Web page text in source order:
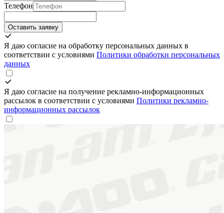
Телефон
Оставить заявку
Я даю согласие на обработку персональных данных в
соответствии с условиями Политики обработки персональных
данных
Я даю согласие на получение рекламно-информационных
рассылок в соответствии с условиями Политики рекламно-
информационных рассылок